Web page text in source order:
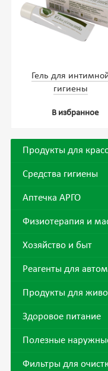
Гель для
гигиены
В избранное
Продукты для
Средства гигиены
Аптечка АРГО
Физиотерапия и
Хозяйство и быт
Реагенты для
Продукты для
Здоровое питание
Полезные
Фильтры для